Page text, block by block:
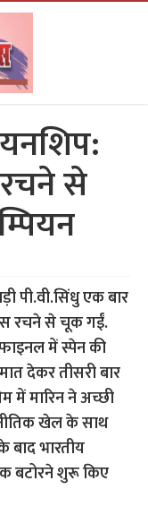
से
पी.वी.सिंधु एक बार
रचने से चूक गईं.
में स्पेन की
देकर तीसरी बार
में मारिन ने अच्छी
खेल के साथ
बाद भारतीय
बटोरने शुरू किए